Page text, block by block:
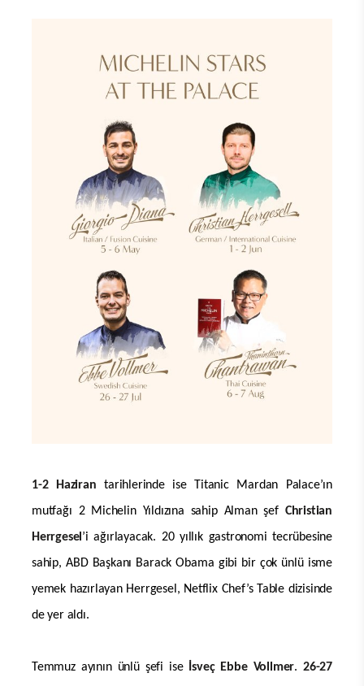
1-2 Haziran tarihlerinde ise Titanic Mardan Palace’ın
mutfağı 2 Michelin Yıldızına sahip Alman şef Christian
Herrgesel’i ağırlayacak. 20 yıllık gastronomi tecrübesine
sahip, ABD Başkanı Barack Obama gibi bir çok ünlü isme
yemek hazırlayan Herrgesel, Netflix Chef’s Table dizisinde
de yer aldı.
Temmuz ayının ünlü şefi ise İsveç Ebbe Vollmer. 26-27